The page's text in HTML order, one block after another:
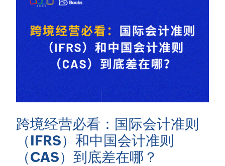
跨境经营必看：国际会计准则
（IFRS）和中国会计准则
（CAS）到底差在哪？